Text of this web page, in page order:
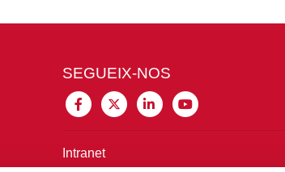
SEGUEIX-NOS
Intranet